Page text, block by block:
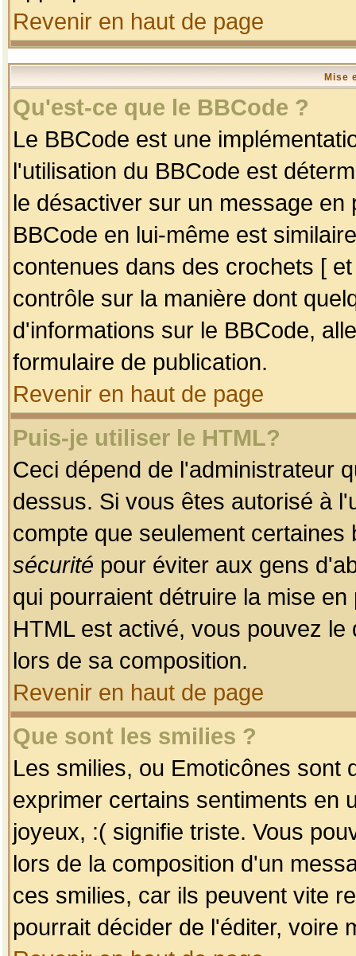
Revenir en haut de page
Mise
Qu'est-ce que le BBCode ?
Le BBCode est une
l'utilisation du BBCode est
le désactiver sur un message
BBCode en lui-même est
contenues dans des crochets [
contrôle sur la manière dont
d'informations sur le BBCode,
formulaire de publication.
Revenir en haut de page
Puis-je utiliser le HTML?
Ceci dépend de l'administrateur
dessus. Si vous êtes autorisé à
compte que seulement
sécurité pour éviter aux gens
qui pourraient détruire la mise
HTML est activé, vous pouvez
lors de sa composition.
Revenir en haut de page
Que sont les smilies ?
Les smilies, ou Emoticônes sont
exprimer certains sentiments en
joyeux, :( signifie triste. Vous
lors de la composition d'un
ces smilies, car ils peuvent vite
pourrait décider de l'éditer, voire